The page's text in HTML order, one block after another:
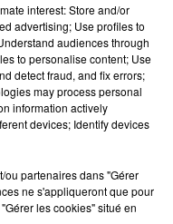
Affaire Jean
placé sous le
témoin assisté
interest: Store and/or
advertising; Use profiles to
audiences through
to personalise content; Use
detect fraud, and fix errors;
may process personal
information actively
devices; Identify devices
ou partenaires dans "Gérer
ne s'appliqueront que pour
les cookies" situé en